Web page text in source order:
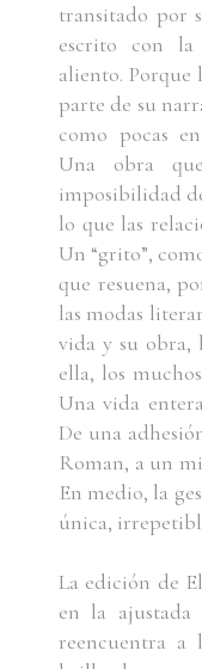
transitado por
escrito con
aliento. Porque
parte de su
como pocas
Una obra
imposibilidad
lo que las
Un “grito”,
que resuena,
las modas
vida y su obra,
ella, los
Una vida
De una
Roman, a un
En medio, la
única,
La edición de
en la
reencuentra a